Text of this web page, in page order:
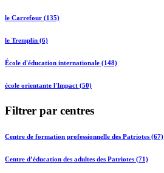
le Carrefour (135)
le Tremplin (6)
École d'éducation internationale (148)
école orientante l'Impact (50)
Filtrer par centres
Centre de formation professionnelle des Patriotes (67)
Centre d’éducation des adultes des Patriotes (71)